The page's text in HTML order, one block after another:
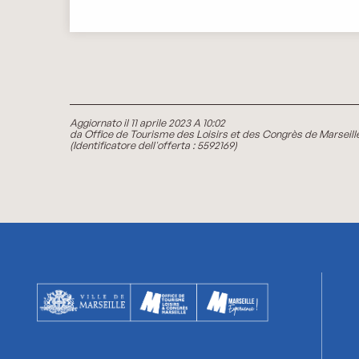
Aggiornato il 11 aprile 2023 A 10:02
da Office de Tourisme des Loisirs et des Congrès de
(Identificatore dell'offerta :5592169)